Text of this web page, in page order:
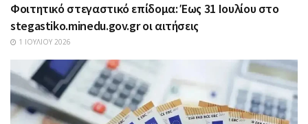
Φοιτητικό στεγαστικό επίδομα: Έως 31 Ιουλίου στο
stegastiko.minedu.gov.gr οι αιτήσεις
1 ΙΟΥΛΊΟΥ 2026